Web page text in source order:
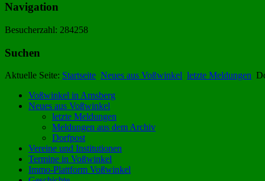
Navigation
Besucherzahl: 284258
Suchen
Aktuelle Seite: Startseite Neues aus Voßwinkel letzte Meldungen
Voßwinkel in Arnsberg
Neues aus Voßwinkel
letzte Meldungen
Meldungen aus dem Archiv
Dorfpost
Vereine und Institutionen
Termine in Voßwinkel
Immo-Plattform Voßwinkel